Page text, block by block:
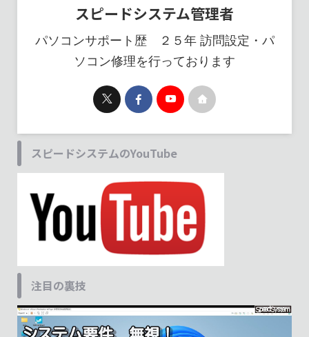
スピードシステム管理者
パソコンサポート歴 ２５年 訪問設定・パ
ソコン修理を行っております
スピードシステムのYouTube
注目の裏技